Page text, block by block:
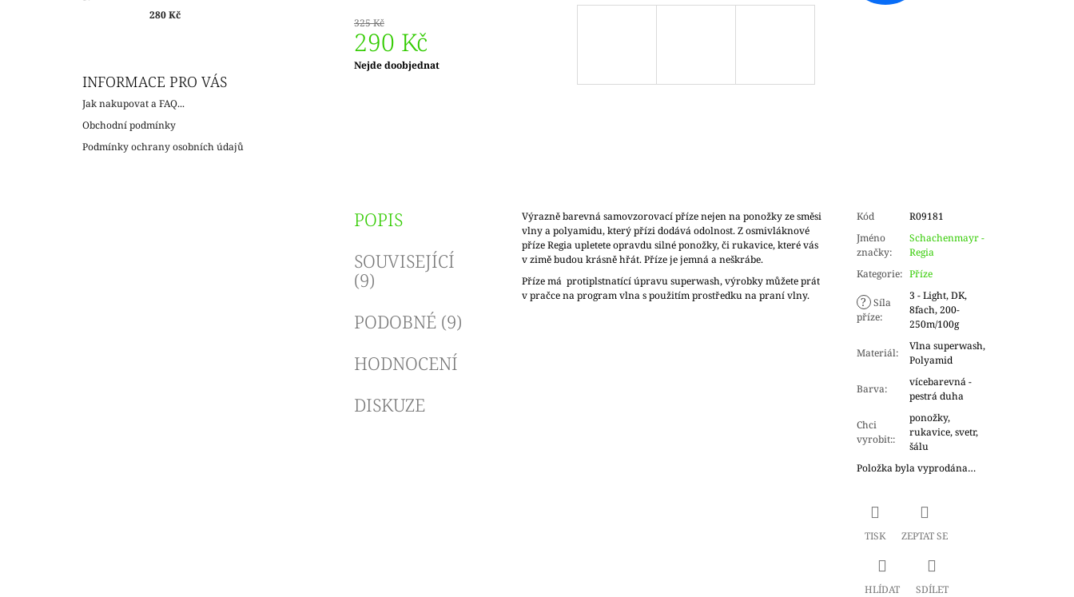
280 Kč
INFORMACE PRO VÁS
Jak nakupovat a FAQ...
Obchodní podmínky
Podmínky ochrany osobních údajů
325 Kč
290 Kč
Měrná
Nejde doobjednat
POPIS
SOUVISEJÍCÍ
(9)
PODOBNÉ (9)
HODNOCENÍ
DISKUZE
Výrazně barevná samovzorovací příze nejen na ponožky ze směsi
vlny a polyamidu, který přízi dodává odolnost. Z osmivláknové
příze Regia upletete opravdu silné ponožky, či rukavice, které vás
v zimě budou krásně hřát. Příze je jemná a neškrábe.
Příze má protiplstnatící úpravu superwash, výrobky můžete prát
v pračce na program vlna s použitím prostředku na praní vlny.
Kód
R09181
Jméno
značky:
Schachenmayr -
Regia
Kategorie: Příze
? Síla
příze:
3 - Light, DK,
8fach, 200-
250m/100g
Materiál:
Vlna superwash,
Polyamid
Barva:
vícebarevná -
pestrá duha
Chci
vyrobit::
ponožky,
rukavice, svetr,
šálu
Položka byla vyprodána…
TISK ZEPTAT SE
HLÍDAT SDÍLET